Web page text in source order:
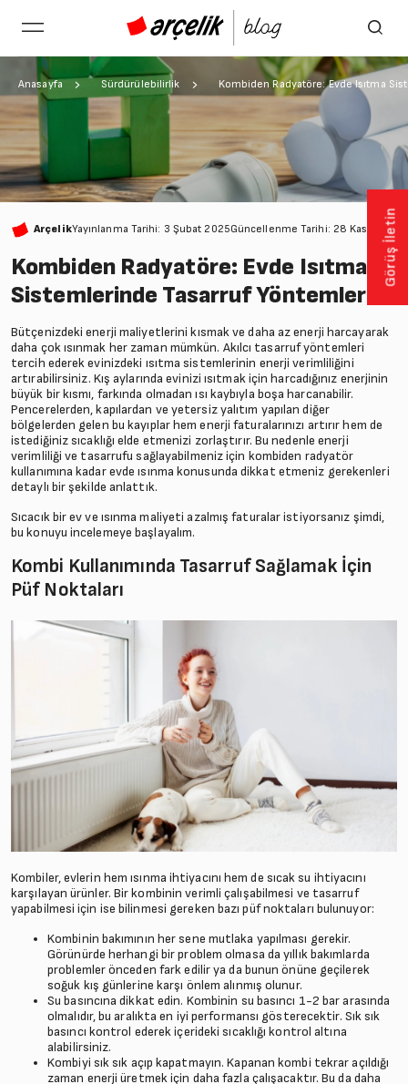
Anasayfa Sürdürülebilirlik Kombiden Radyatöre: Evde Isıtma
ArçelikYayınlanma Tarihi: 3 Şubat 2025Güncellenme Tarihi: 28 Kasım
Kombiden Radyatöre: Evde Isıtma
Sistemlerinde Tasarruf Yöntemleri
Bütçenizdeki enerji maliyetlerini kısmak ve daha az enerji harcayarak
daha çok ısınmak her zaman mümkün. Akılcı tasarruf yöntemleri
tercih ederek evinizdeki ısıtma sistemlerinin enerji verimliliğini
artırabilirsiniz. Kış aylarında evinizi ısıtmak için harcadığınız enerjinin
büyük bir kısmı, farkında olmadan ısı kaybıyla boşa harcanabilir.
Pencerelerden, kapılardan ve yetersiz yalıtım yapılan diğer
bölgelerden gelen bu kayıplar hem enerji faturalarınızı artırır hem de
istediğiniz sıcaklığı elde etmenizi zorlaştırır. Bu nedenle enerji
verimliliği ve tasarrufu sağlayabilmeniz için kombiden radyatör
kullanımına kadar evde ısınma konusunda dikkat etmeniz gerekenleri
detaylı bir şekilde anlattık.
Sıcacık bir ev ve ısınma maliyeti azalmış faturalar istiyorsanız şimdi,
bu konuyu incelemeye başlayalım.
Kombi Kullanımında Tasarruf Sağlamak İçin
Püf Noktaları
Kombiler, evlerin hem ısınma ihtiyacını hem de sıcak su ihtiyacını
karşılayan ürünler. Bir kombinin verimli çalışabilmesi ve tasarruf
yapabilmesi için ise bilinmesi gereken bazı püf noktaları bulunuyor:
Kombinin bakımının her sene mutlaka yapılması gerekir.
Görünürde herhangi bir problem olmasa da yıllık bakımlarda
problemler önceden fark edilir ya da bunun önüne geçilerek
soğuk kış günlerine karşı önlem alınmış olunur.
Su basıncına dikkat edin. Kombinin su basıncı 1-2 bar arasında
olmalıdır, bu aralıkta en iyi performansı gösterecektir. Sık sık
basıncı kontrol ederek içerideki sıcaklığı kontrol altına
alabilirsiniz.
Kombiyi sık sık açıp kapatmayın. Kapanan kombi tekrar açıldığı
zaman enerji üretmek için daha fazla çalışacaktır. Bu da daha
Görüş İletin